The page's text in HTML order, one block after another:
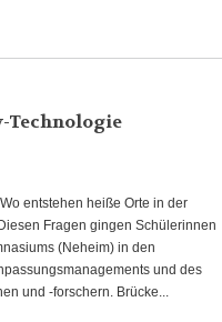
entstehen heiße Orte in der
Fragen gingen Schülerinnen
(Neheim) in den
und des
und -forschern. Brücke...